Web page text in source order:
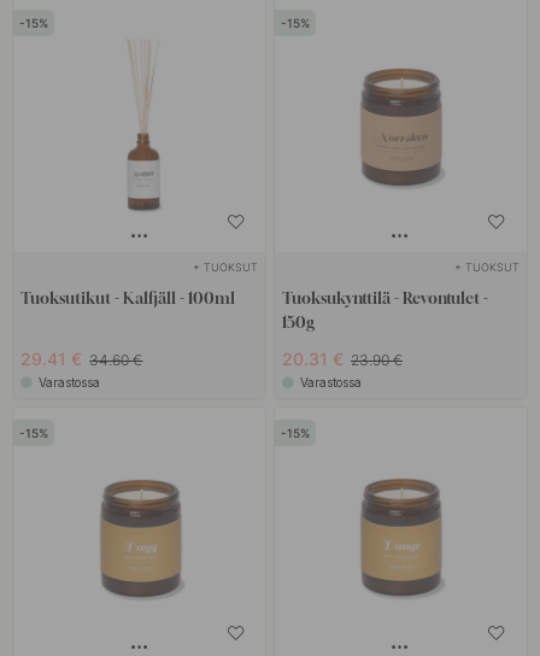
15
+ TUOKSUT
Tuoksutikut - Kalfjäll - 100ml
29.41 € 34.60 €
Varastossa
15
+ TUOKSUT
Tuoksukynttilä - Revontulet -
150g
20.31 € 23.90 €
Varastossa
15 15